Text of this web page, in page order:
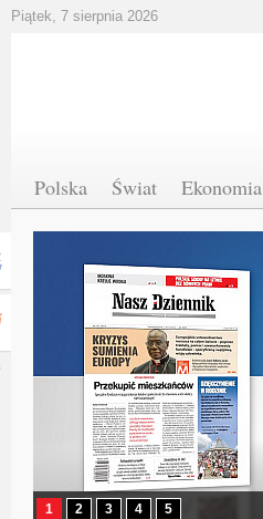
Piątek, 7 sierpnia 2026
Polska Świat Ekonomia
1 2 3 4 5